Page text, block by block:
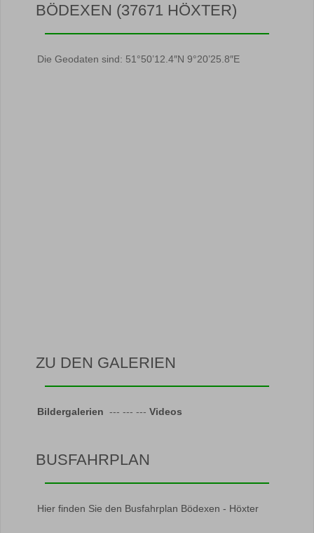
BÖDEXEN (37671 HÖXTER)
Die Geodaten sind: 51°50’12.4″N 9°20’25.8″E
ZU DEN GALERIEN
Bildergalerien --- --- --- Videos
BUSFAHRPLAN
Hier finden Sie den Busfahrplan Bödexen - Höxter